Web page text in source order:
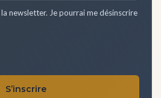
la newsletter. Je pourrai me désinscrire
S’inscrire